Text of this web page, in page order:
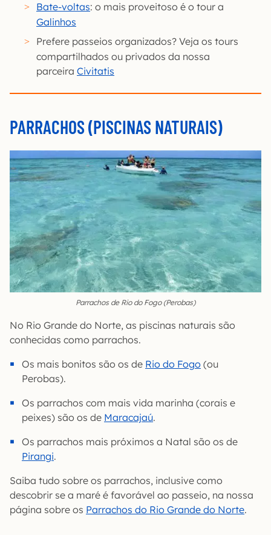
Bate-voltas: o mais proveitoso é o tour a
Galinhos
Prefere passeios organizados? Veja os tours
compartilhados ou privados da nossa
parceira Civitatis
PARRACHOS (PISCINAS NATURAIS)
Parrachos de Rio do Fogo (Perobas)
No Rio Grande do Norte, as piscinas naturais são
conhecidas como parrachos.
Os mais bonitos são os de Rio do Fogo (ou
Perobas).
Os parrachos com mais vida marinha (corais e
peixes) são os de Maracajaú.
Os parrachos mais próximos a Natal são os de
Pirangi.
Saiba tudo sobre os parrachos, inclusive como
descobrir se a maré é favorável ao passeio, na nossa
página sobre os Parrachos do Rio Grande do Norte.